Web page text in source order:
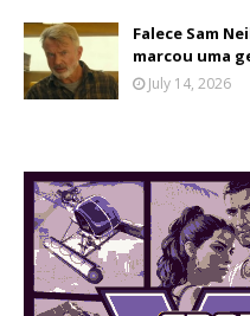
Falece Sam
marcou uma
July 14, 2026